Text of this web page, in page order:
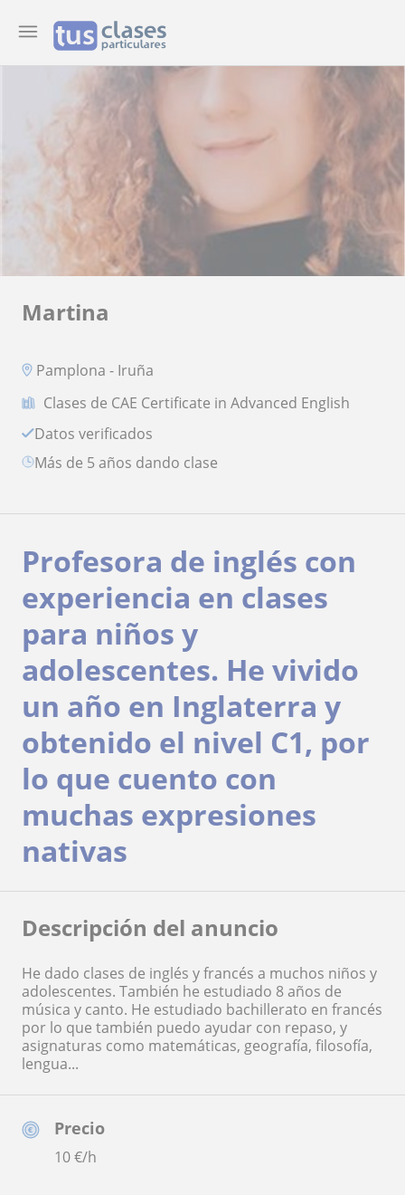
Martina
Pamplona - Iruña
Clases de CAE Certificate in Advanced English
Datos verificados
más de 5 años dando clase
Precio
10€/h
Profesora de inglés con
experiencia en clases
para niños y
adolescentes. He vivido
un año en Inglaterra y
obtenido el nivel C1, por
lo que cuento con
muchas expresiones
nativas
Descripción del anuncio
He dado clases de inglés y francés a muchos niños y
adolescentes. También he estudiado 8 años de
música y canto. He estudiado bachillerato en francés
por lo que también puedo ayudar con repaso, y
asignaturas como matemáticas, geografía, filosofía,
lengua...